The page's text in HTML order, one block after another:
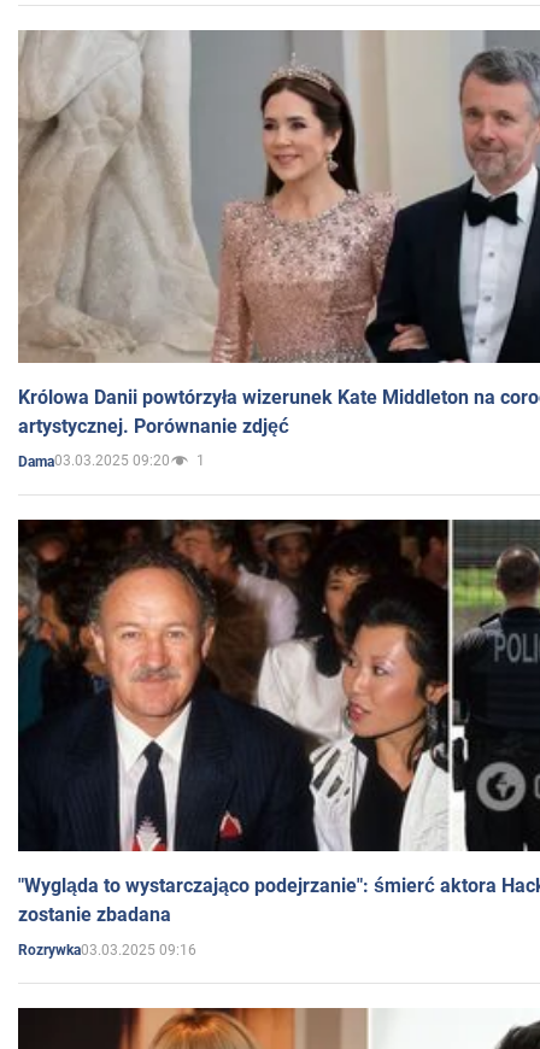
Królowa Danii powtórzyła wizerunek Kate Middleton na
artystycznej. Porównanie zdjęć
Dama03.03.2025 09:20 1
"Wygląda to wystarczająco podejrzanie": śmierć aktora
zostanie zbadana
Rozrywka03.03.2025 09:16